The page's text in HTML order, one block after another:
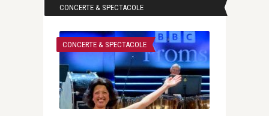
CONCERTE & SPECTACOLE
CONCERTE & SPECTACOLE